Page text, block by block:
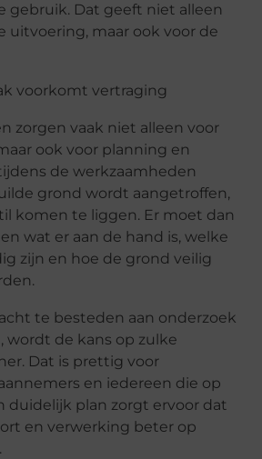
gebruik. Dat geeft niet alleen
uitvoering, maar ook voor de
voorkomt vertraging
zorgen vaak niet alleen voor
ook voor planning en
de werkzaamheden
grond wordt aangetroffen,
komen te liggen. Er moet dan
wat er aan de hand is, welke
zijn en hoe de grond veilig
te besteden aan onderzoek
wordt de kans op zulke
Dat is prettig voor
en iedereen die op
duidelijk plan zorgt ervoor dat
en verwerking beter op